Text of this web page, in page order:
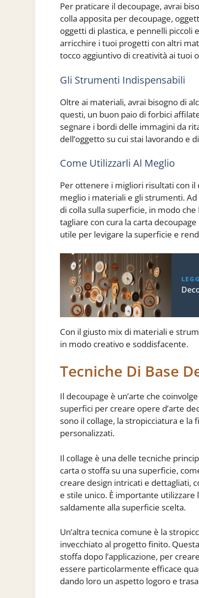
Per praticare il decoupage, avrai
colla apposita per decoupage,
oggetti di plastica, e pennelli piccoli
arricchire i tuoi progetti con altri
tocco aggiuntivo di creatività ai tuoi
Gli Strumenti Indispensabili
Oltre ai materiali, avrai bisogno di
questi, un buon paio di forbici
segnare i bordi delle immagini da
dell’oggetto su cui stai lavorando e
Come Utilizzarli Al Meglio
Per ottenere i migliori risultati con
meglio i materiali e gli strumenti.
di colla sulla superficie, in modo
tagliare con cura la carta
utile per levigare la superficie e
Con il giusto mix di materiali e
in modo creativo e soddisfacente.
Tecniche Di Base
Il decoupage è un’arte che
superfici per creare opere d’arte
sono il collage, la stropicciatura e
personalizzati.
Il collage è una delle tecniche
carta o stoffa su una superficie,
creare design intricati e dettagliati,
e stile unico. È importante utilizzare
saldamente alla superficie scelta.
Un’altra tecnica comune è la
invecchiato al progetto finito.
stoffa dopo l’applicazione, per
essere particolarmente efficace
dando loro un aspetto logoro e